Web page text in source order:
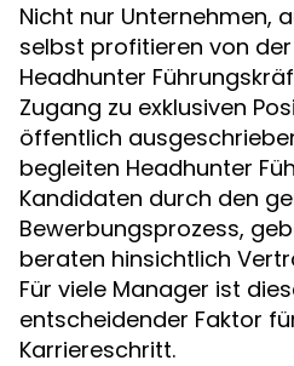
Nicht nur Unternehmen,
selbst profitieren von
Headhunter
Zugang zu exklusiven
öffentlich
begleiten Headhunter
Kandidaten durch den
Bewerbungsprozess,
beraten hinsichtlich
Für viele Manager ist
entscheidender Faktor
Karriereschritt.